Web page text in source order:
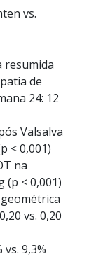
vs.
resumida
de
24: 12
Valsalva
< 0,001)
na
(p < 0,001)
vs. 0,20
9,3%